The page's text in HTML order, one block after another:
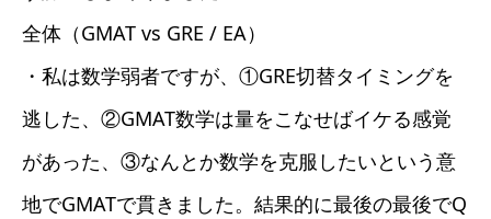
全体（GMAT vs GRE / EA）
・私は数学弱者ですが、①GRE切替タイミングを
逃した、②GMAT数学は量をこなせばイケる感覚
があった、③なんとか数学を克服したいという意
地でGMATで貫きました。結果的に最後の最後でQ